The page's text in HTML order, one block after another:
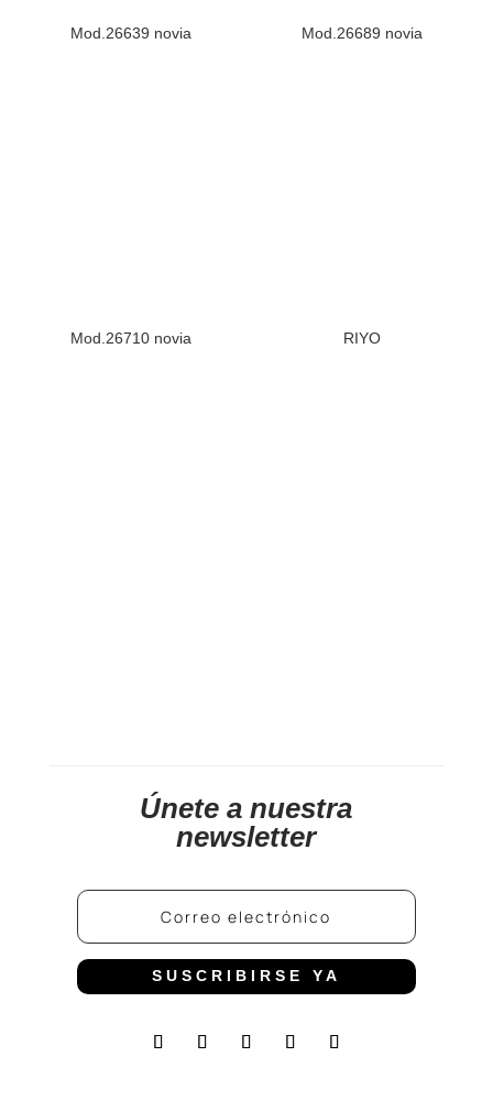
Mod.26639 novia Mod.26689 novia
Mod.26710 novia RIYO
Únete a nuestra
newsletter
SUSCRIBIRSE YA